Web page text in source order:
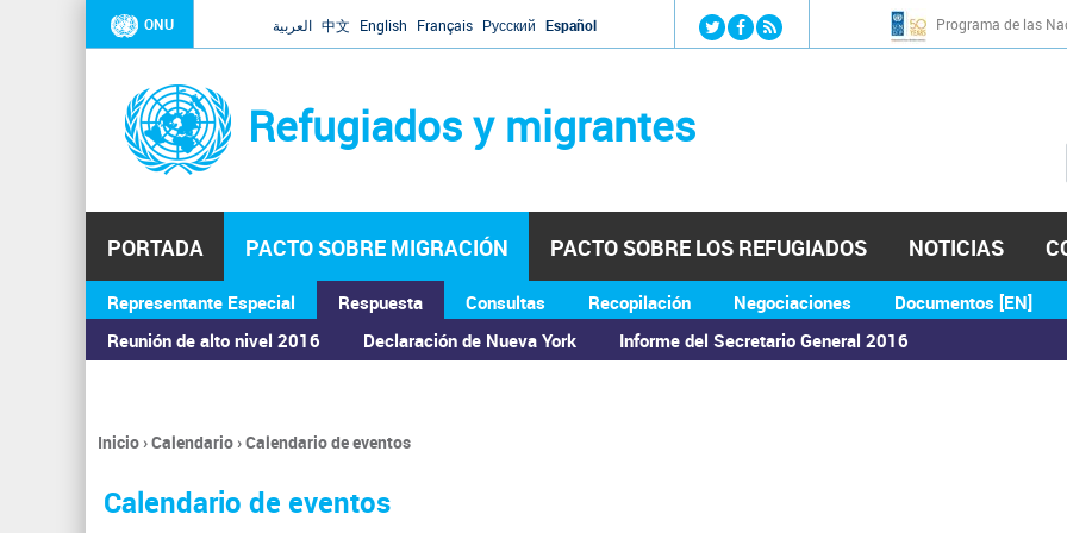
Jump to navigation
ONU العربية 中文 English Français Русский Español Programa de las
Refugiados y migrantes
PORTADA PACTO SOBRE MIGRACIÓN
Representante Especial
Respuesta
Reunión de alto nivel 2016
Declaración de Nueva York Informe del Secretario General 2016
Consultas Recopilación Negociaciones Documentos [EN]
PACTO SOBRE LOS REFUGIADOS NOTICIAS
ASAMBLEA GENERAL
Se
encuentra
usted
Inicio›Calendario›Calendario de eventos
Calendario de eventos